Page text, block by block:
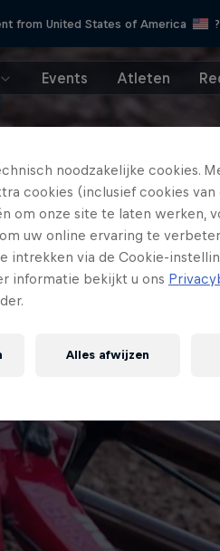
from United States of America ?
Events Atleten
noodzakelijke cookies.
cookies (inclusief cookies van
om onze site te laten werken,
uw online ervaring te
intrekken via de Cookie-
informatie bekijkt u ons
Alles afwijzen